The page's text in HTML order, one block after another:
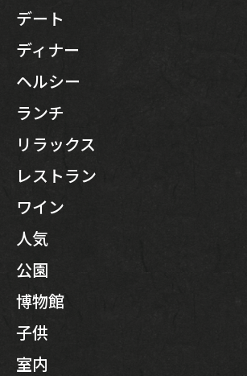
デート
ディナー
ヘルシー
ランチ
リラックス
レストラン
ワイン
人気
公園
博物館
子供
室内